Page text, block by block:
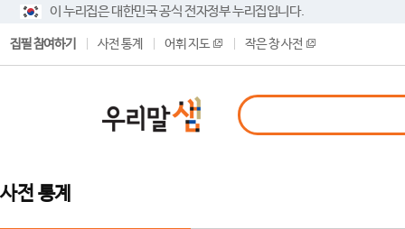
이 누리집은 대한민국 공식 전자정부 누리집입니다.
집필 참여하기 사전 통계 어휘 지도 작은 창 사전
사전 통계